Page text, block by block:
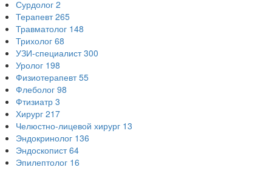
Сурдолог 2
Терапевт 265
Травматолог 148
Трихолог 68
УЗИ-специалист 300
Уролог 198
Физиотерапевт 55
Флеболог 98
Фтизиатр 3
Хирург 217
Челюстно-лицевой хирург 13
Эндокринолог 136
Эндоскопист 64
Эпилептолог 16